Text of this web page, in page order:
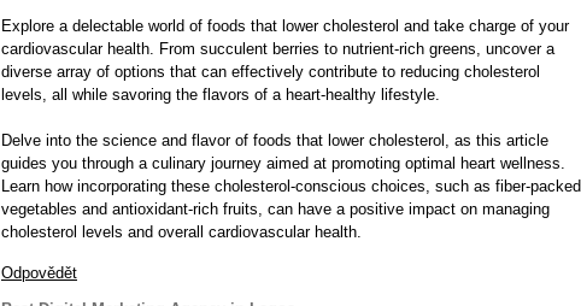
Explore a delectable world of foods that lower cholesterol and take charge of your
cardiovascular health. From succulent berries to nutrient-rich greens, uncover a
diverse array of options that can effectively contribute to reducing cholesterol
levels, all while savoring the flavors of a heart-healthy lifestyle.
Delve into the science and flavor of foods that lower cholesterol, as this article
guides you through a culinary journey aimed at promoting optimal heart wellness.
Learn how incorporating these cholesterol-conscious choices, such as fiber-packed
vegetables and antioxidant-rich fruits, can have a positive impact on managing
cholesterol levels and overall cardiovascular health.
Odpovědět